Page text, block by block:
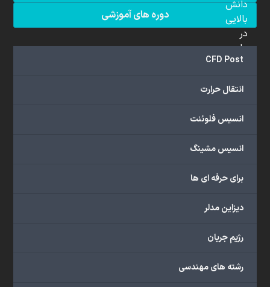
دوره های آموزشی
CFD Post
انتقال حرارت
انسیس فلوئنت
انسیس مشینگ
برای حرفه ای ها
دیزاین مدلر
رژیم جریان
رشته های مهندسی
دانش
بالایی
در
علم
دینامیک
محاسباتی
برخوردار
مجموعه
خدمات
را
اهداف
پژوهشی،